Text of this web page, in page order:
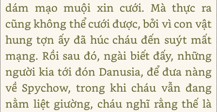
dám mạo muội xin cưới. Mà thực ra
cũng không thể cưới được, bởi vì con vật
hung tợn ấy đã húc cháu đến suýt mất
mạng. Rồi sau đó, ngài biết đấy, những
người kia tới đón Danusia, để đưa nàng
về Spychow, trong khi cháu vẫn đang
nằm liệt giường, cháu nghĩ rằng thế là